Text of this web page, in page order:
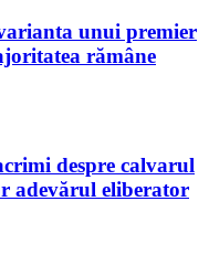
unui premier
rămâne
despre calvarul
adevărul eliberator